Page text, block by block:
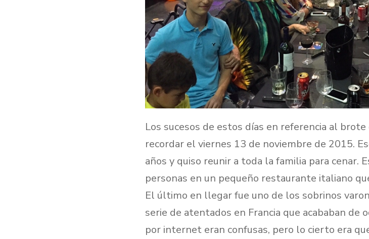
Los sucesos de estos días en referencia al
recordar el viernes 13 de noviembre de 2015.
años y quiso reunir a toda la familia para cenar.
personas en un pequeño restaurante italiano
El último en llegar fue uno de los sobrinos
serie de atentados en Francia que acababan de
por internet eran confusas, pero lo cierto era